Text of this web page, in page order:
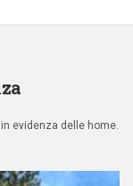
in evidenza delle home.